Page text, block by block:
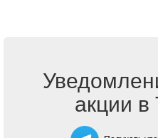
акции в